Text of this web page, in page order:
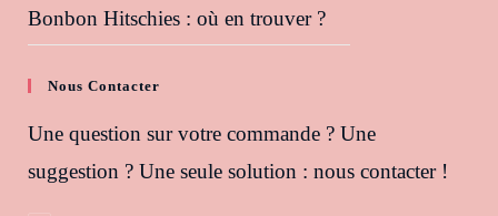
Bonbon Hitschies : où en trouver ?
Nous Contacter
Une question sur votre commande ? Une
suggestion ? Une seule solution : nous contacter !